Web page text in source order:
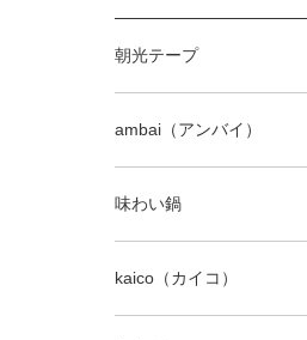
朝光テープ
ambai（アンバイ）
味わい鍋
kaico（カイコ）